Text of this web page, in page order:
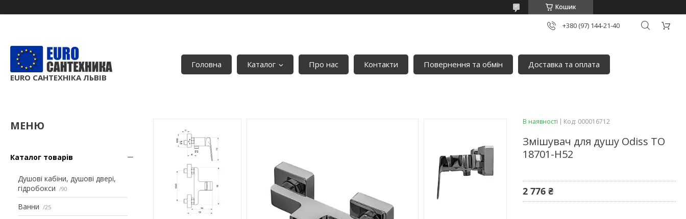
Кошик
+380 (97) 144-21-40
EURO САНТЕХНІКА ЛЬВІВ
Головна Каталог Про нас Контакти Повернення та обмін Доставка та оплата
Каталог товарів
Душові кабіни, душові двері,
гідробокси
90
Ванни 25
В наявності Код: 000016712
Змішувач для душу Odiss TO
18701-H52
2 776 ₴